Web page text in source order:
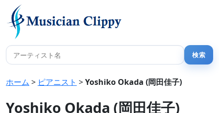
ホーム > ピアニスト >Yoshiko Okada (岡田佳子)
Yoshiko Okada (岡田佳子)